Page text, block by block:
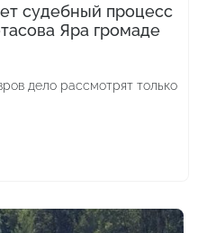
судебный процесс
Яра громаде
дело рассмотрят только